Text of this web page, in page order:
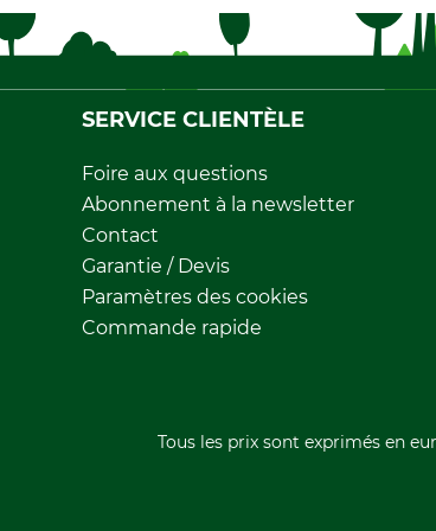
SERVICE CLIENTÈLE
Foire aux questions
Abonnement à la newsletter
Contact
Garantie / Devis
Paramètres des cookies
Commande rapide
Tous les prix sont exprimés en